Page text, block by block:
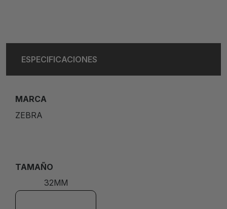
ESPECIFICACIONES
MARCA
ZEBRA
TAMAÑO
32MM